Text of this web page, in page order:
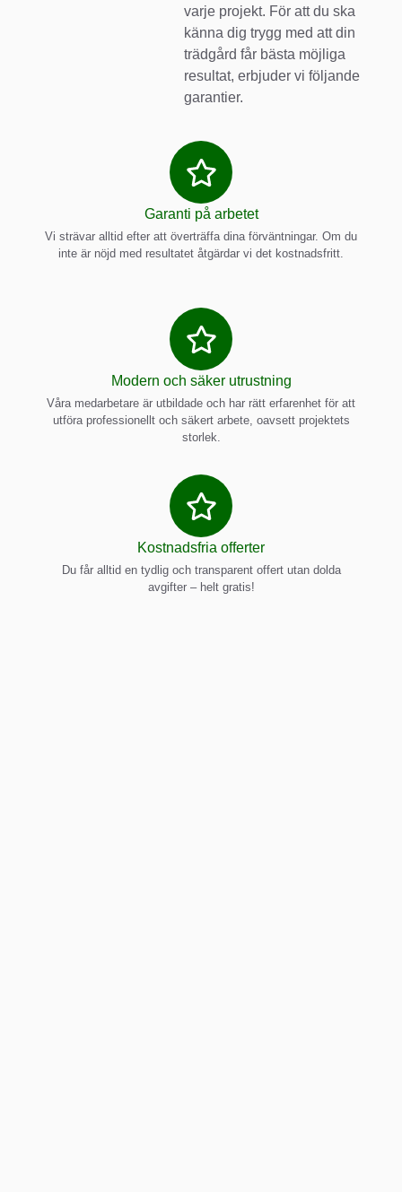
varje projekt. För att du ska
känna dig trygg med att din
trädgård får bästa möjliga
resultat, erbjuder vi följande
garantier.
Garanti på arbetet
Vi strävar alltid efter att överträffa dina förväntningar. Om du
inte är nöjd med resultatet åtgärdar vi det kostnadsfritt.
Modern och säker utrustning
Våra medarbetare är utbildade och har rätt erfarenhet för att
utföra professionellt och säkert arbete, oavsett projektets
storlek.
Kostnadsfria offerter
Du får alltid en tydlig och transparent offert utan dolda
avgifter – helt gratis!